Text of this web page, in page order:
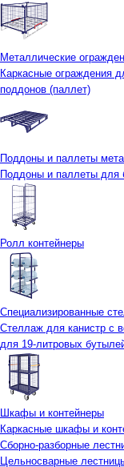
Металлические
Каркасные ограждения
поддонов (паллет)
Поддоны и паллеты
Поддоны и паллеты для
Ролл контейнеры
Специализированные
Стеллаж для канистр с
для 19-литровых
Шкафы и контейнеры
Каркасные шкафы и
Сборно-разборные
Цельносварные